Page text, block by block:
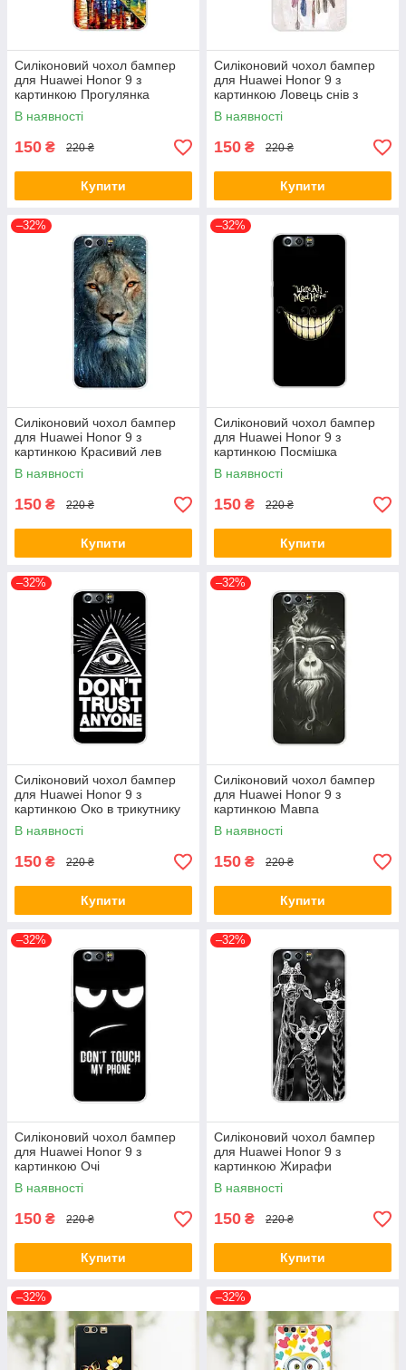
Силіконовий чохол бампер
для Huawei Honor 9 з
картинкою Прогулянка
В наявності
150 ₴ 220 ₴
Купити
Силіконовий чохол бампер
для Huawei Honor 9 з
картинкою Ловець снів з
метеликом
В наявності
150 ₴ 220 ₴
Купити
–32%
Силіконовий чохол бампер
для Huawei Honor 9 з
картинкою Красивий лев
В наявності
150 ₴ 220 ₴
Купити
–32%
Силіконовий чохол бампер
для Huawei Honor 9 з
картинкою Посмішка
В наявності
150 ₴ 220 ₴
Купити
–32%
Силіконовий чохол бампер
для Huawei Honor 9 з
картинкою Око в трикутнику
В наявності
150 ₴ 220 ₴
Купити
–32%
Силіконовий чохол бампер
для Huawei Honor 9 з
картинкою Мавпа
В наявності
150 ₴ 220 ₴
Купити
–32%
Силіконовий чохол бампер
для Huawei Honor 9 з
картинкою Очі
В наявності
150 ₴ 220 ₴
Купити
–32%
Силіконовий чохол бампер
для Huawei Honor 9 з
картинкою Жирафи
В наявності
150 ₴ 220 ₴
Купити
–32% –32%